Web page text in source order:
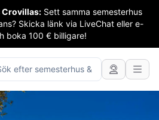
Sett samma semesterhus
Skicka länk via LiveChat eller e-
boka 100 € billigare!